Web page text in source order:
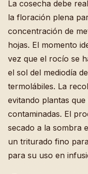
La cosecha debe
la floración plena
concentración de
hojas. El momento
vez que el rocío se
el sol del mediodía
termolábiles. La
evitando plantas
contaminadas. El
secado a la sombra
un triturado fino
para su uso en